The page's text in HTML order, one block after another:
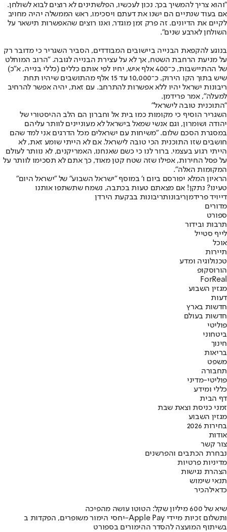
"והוא צריך להמשיך בכך. נכון לעכשיו, הפלשתינים לא רוצים לבוא לשולחן.
אם בעוד שנתיים הם ישנו את דעתם ויסכימו, ראש הממשלה יהיה מחויב
לקיים את הדיונים. זה פרק זמן מוגדר, ואנו רוצים שהאפשרות תישאר על
השולחן לארבע שנים".
בנוגע להקפאת הבנייה ביישובים המבודדים, הסביר השגריר כי מדובר רק
על מניעת הרחבת השטח, אך לא על עצירת הבנייה לגובה. "הרוב המוחלט
של ההתיישבות, כ־400 אלף איש, יחיו לפי אותם כללים (כללי בנייה, א"כ)
שיש בתוך הקו הירוק. כ־10,000 עד 15 אלף מהתושבים שיהיו תחת
ריבונות ישראל יהיו ללא אפשרות להתרחב. עם זאת, יהיה אפשר להרחיב
למעלה", אמר פרידמן.
"התוכנית טובה לישראל"
השגריר הוסיף כי מקומות כמו בית אל וחברון הם הלב ההיסטורי של
יהודה ושומרון, וגם אנשי שמאל בישראל לא מעוניינים לוותר עליהם
במסגרת הסכם שלום. "משיחות עם ישראלים מכל הדרגים אני למד שהם
חושבים שזו התוכנית הכי טובה לישראל. אם לא הייתי שומע זאת, לא
הייתי רגוע בעצמי. ברור לנו כי כשם שאנחנו, האמריקנים, לא נוותר לעולם
על פסל החירות, אפילו שזה שטח קטן מאוד, כך אתם לא תסכימו לוותר על
המקומות האלה".
הראיון המלא יפורסם ביום ו' במוסף "ישראל השבוע" של "ישראל היום"
טעינו? נתקן! אם מצאתם טעות בכתבה, נשמח שתשתפו אותנו
דייויד פרידמןריבונותריבונות בבקעת הירדן
מדורים
ספורט
תרבות ובידור
לייף סטייל
אוכל
תיירות
טכנולוגיה ומדע
הורוסקופ
ForReal
מגזין השבוע
דעות
חדשות בארץ
חדשות בעולם
פוליטי
ביטחוני
חינוך
בריאות
משפט
תחבורה
פוליטי-מדיני
כללי ומידע
דף הבית
זמני כניסת וצאת שבת
מגזין השבוע
בחירות 2026
אודות
צור קשר
נבחרת הכתבים והפרשנים
מדיניות פרטיות
הצהרת נגישות
תנאי שימוש
כדאילהכיר
שיא של 600 מיליון שקל: הטוטו עושה מהפיכה
יחסי הימור משופרים, הפקדות ב-Apple Pay ותשלום זכיות מיידי
בשיתוף המועצה להסדר ההימורים בספורט